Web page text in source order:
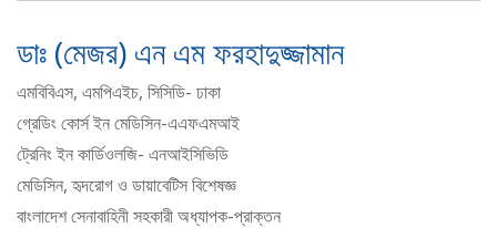
ডাঃ (মেজর) এন এম ফরহাদুজ্জামান
এমবিবিএস, এমপিএইচ, সিসিডি- ঢাকা
গ্রেডিং কোর্স ইন মেডিসিন-এএফএমআই
ট্রেনিং ইন কার্ডিওলজি- এনআইসিভিডি
মেডিসিন, হৃদরোগ ও ডায়াবেটিস বিশেষজ্ঞ
বাংলাদেশ সেনাবাহিনী সহকারী অধ্যাপক-প্রাক্তন